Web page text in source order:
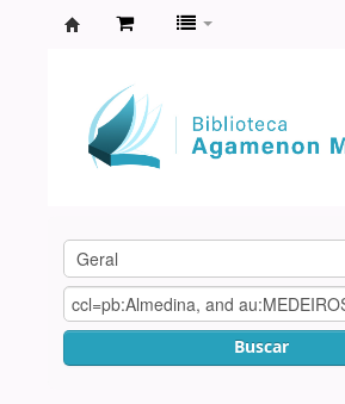
Agamenon
Magalhães
Buscar